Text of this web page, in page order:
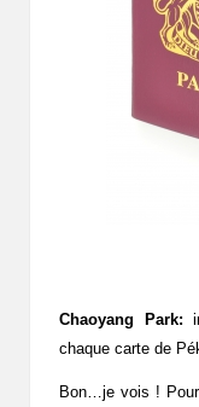
Chaoyang Park:
chaque carte de
Bon…je vois !